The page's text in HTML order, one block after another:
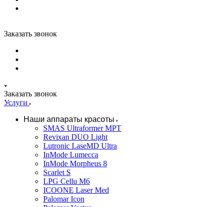
Заказать звонок
Заказать звонок
Услуги
Наши аппараты красоты
SMAS Ultraformer MPT
Revixan DUO Light
Lutronic LaseMD Ultra
InMode Lumecca
InMode Morpheus 8
Scarlet S
LPG Cellu M6
ICOONE Laser Med
Palomar Icon